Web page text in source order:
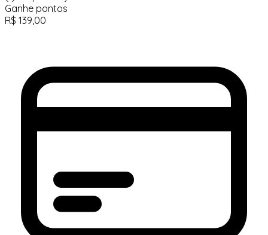
Ganhe pontos
R$ 139,00